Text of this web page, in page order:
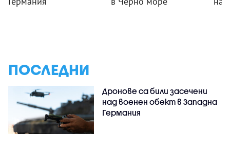
ПОСЛЕДНИ
Дронове са били засечени
над военен обект в Западна
Германия